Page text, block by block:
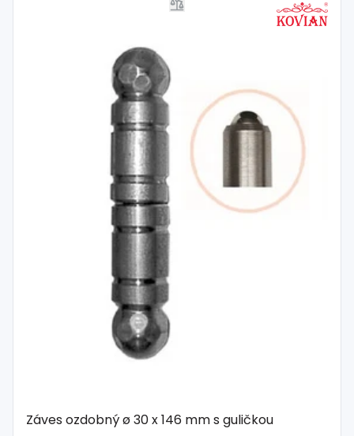
Záves ozdobný ø 30 x 146 mm s guličkou